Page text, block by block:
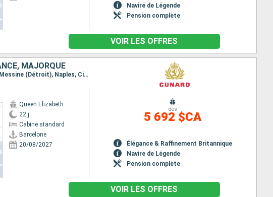
Navire de Légende
Pension complète
VOIR LES OFFRES
MAJORQUE
Itinéraire : Barcelone, La Valette, Kotor, Split, Zadar, Trieste, Dubrovnik, Corfou, Messine (Détroit), Naples, Civitavecchia - Rome, La Spezia, Ajaccio, Palma de Majorque, Valence, Barcelone
Queen Elizabeth
22 j
Cabine standard
Barcelone
20/08/2027
dès
5 692 $CA
Élégance & Raffinement Britannique
Navire de Légende
Pension complète
VOIR LES OFFRES